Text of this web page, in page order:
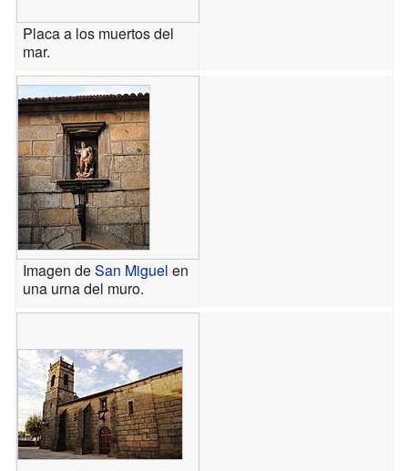
Placa a los muertos del
mar.
Imagen deSan Miguel en
una urna del muro.